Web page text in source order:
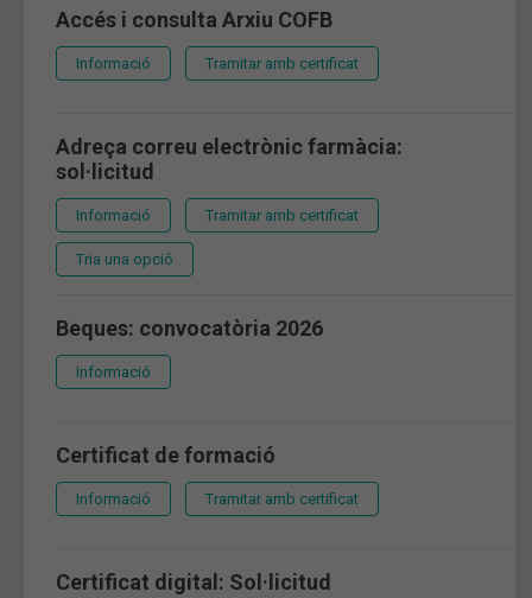
Accés i consulta Arxiu COFB
Informació Tramitar amb certificat
Adreça correu electrònic farmàcia:
sol·licitud
Informació Tramitar amb certificat
Tria una opció
Beques: convocatòria 2026
Informació
Certificat de formació
Informació Tramitar amb certificat
Certificat digital: Sol·licitud